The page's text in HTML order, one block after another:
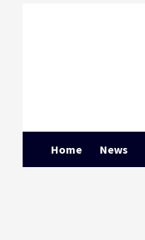
Home News